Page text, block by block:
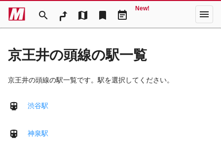
search map bookmark event_note
New! menu
京王井の頭線の駅一覧
京王井の頭線の駅一覧です。駅を選択してください。
渋谷駅
神泉駅